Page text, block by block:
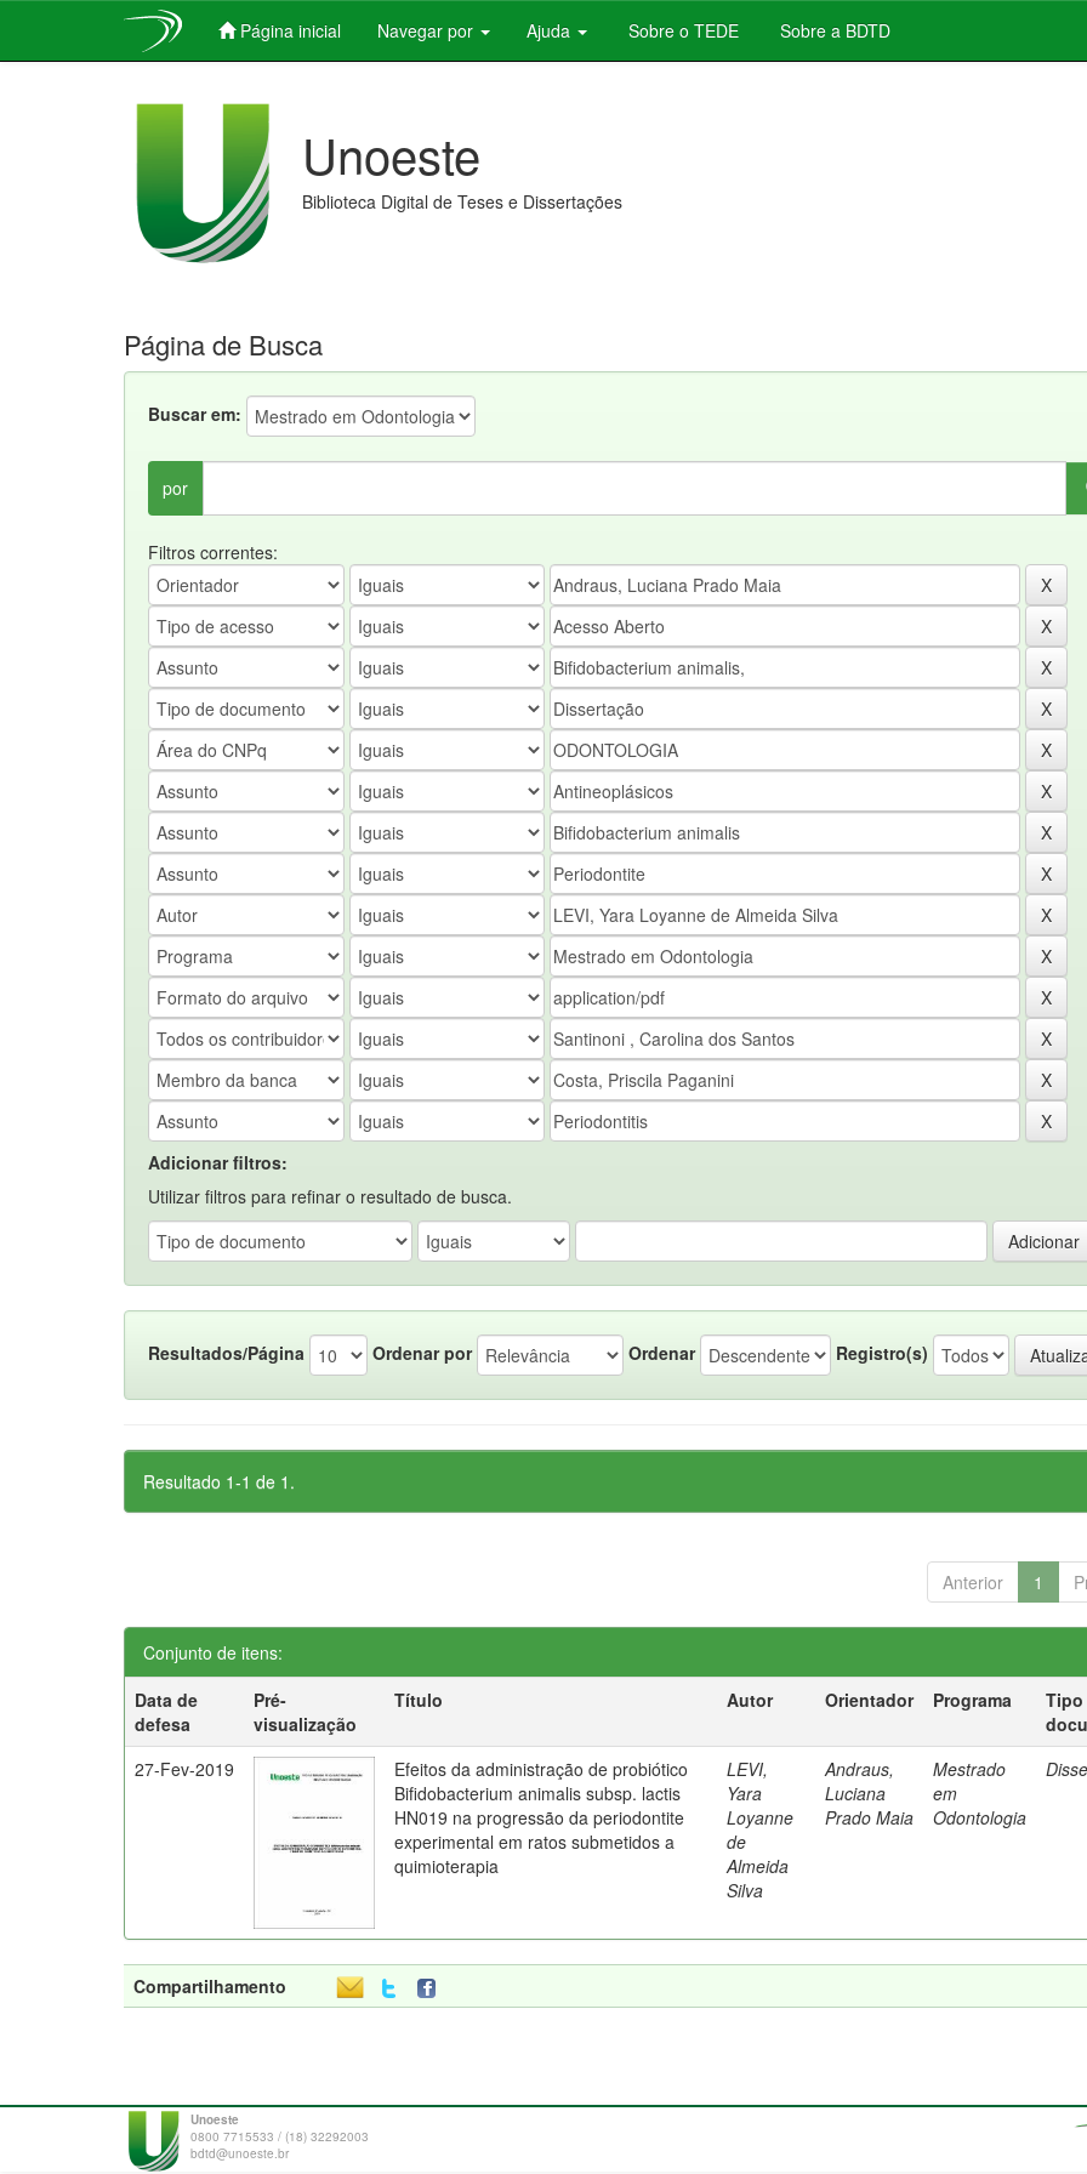
Página inicial Navegar por Ajuda Sobre o TEDE Sobre a BDTD
Unoeste
Biblioteca Digital de Teses e Dissertações
Página de Busca
Buscar em:
por
Filtros correntes:
Adicionar filtros:
Utilizar filtros para refinar o resultado de busca.
Resultados/Página Ordenar por Ordenar Registro(s)
Resultado 1-1 de 1.
Anterior 1
Conjunto de itens:
Data de
defesa
Pré-
visualização
Título Autor Orientador Programa
Tipo
27-Fev-2019
Efeitos da administração de probiótico
Bifidobacterium animalis subsp. lactis
HN019 na progressão da periodontite
experimental em ratos submetidos a
quimioterapia
LEVI,
Yara
Loyanne
de
Almeida
Silva
Andraus,
Luciana
Prado Maia
Mestrado
em
Odontologia
Compartilhamento
Unoeste
0800 7715533 / (18) 32292003
bdtd@unoeste.br